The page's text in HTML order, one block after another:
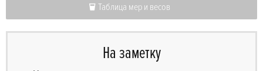
Таблица мер и весов
На заметку